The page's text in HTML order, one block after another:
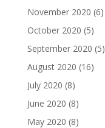
November 2020 (6)
October 2020 (5)
September 2020 (5)
August 2020 (16)
July 2020 (8)
June 2020 (8)
May 2020 (8)